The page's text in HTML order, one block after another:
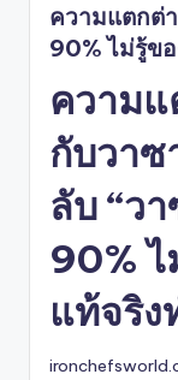
ความแตกต่
90% ไม่รู้ข
ความ
กับวาซ
ลับ “ว
90%
แท้จริ